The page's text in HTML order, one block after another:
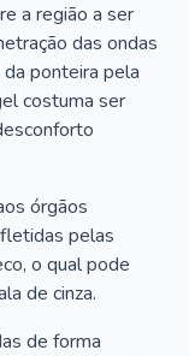
a região a ser
das ondas
ponteira pela
costuma ser
órgãos
pelas
o qual pode
de cinza.
de forma